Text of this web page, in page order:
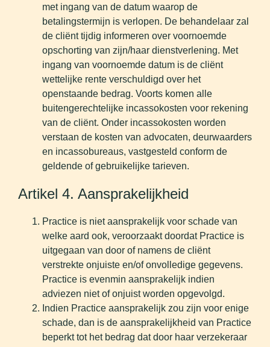
met ingang van de datum waarop de
betalingstermijn is verlopen. De behandelaar zal
de cliënt tijdig informeren over voornoemde
opschorting van zijn/haar dienstverlening. Met
ingang van voornoemde datum is de cliënt
wettelijke rente verschuldigd over het
openstaande bedrag. Voorts komen alle
buitengerechtelijke incassokosten voor rekening
van de cliënt. Onder incassokosten worden
verstaan de kosten van advocaten, deurwaarders
en incassobureaus, vastgesteld conform de
geldende of gebruikelijke tarieven.
Artikel 4. Aansprakelijkheid
Practice is niet aansprakelijk voor schade van
welke aard ook, veroorzaakt doordat Practice is
uitgegaan van door of namens de cliënt
verstrekte onjuiste en/of onvolledige gegevens.
Practice is evenmin aansprakelijk indien
adviezen niet of onjuist worden opgevolgd.
Indien Practice aansprakelijk zou zijn voor enige
schade, dan is de aansprakelijkheid van Practice
beperkt tot het bedrag dat door haar verzekeraar